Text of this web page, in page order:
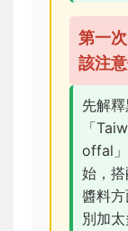
第一
該注
先解
「
offal
始，搭
醬料方
別加